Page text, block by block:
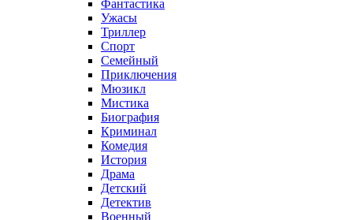
Фантастика
Ужасы
Триллер
Спорт
Семейный
Приключения
Мюзикл
Мистика
Биография
Криминал
Комедия
История
Драма
Детский
Детектив
Военный